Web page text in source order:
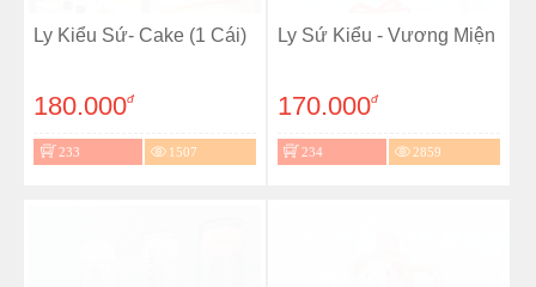
Ly Kiểu Sứ- Cake (1 Cái)
180.000đ
233 1507
Ly Sứ Kiểu - Vương Miện
170.000đ
234 2859